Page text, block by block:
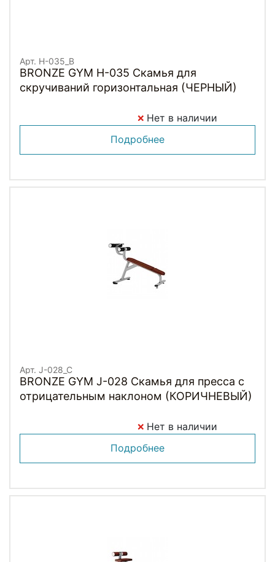
Арт. H-035_B
BRONZE GYM H-035 Скамья для
скручиваний горизонтальная (ЧЕРНЫЙ)
Нет в наличии
Подробнее
Арт. J-028_C
BRONZE GYM J-028 Скамья для пресса с
отрицательным наклоном (КОРИЧНЕВЫЙ)
Нет в наличии
Подробнее